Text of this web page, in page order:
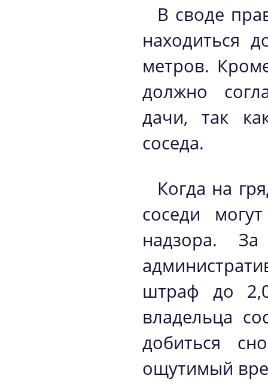
В своде
находиться
метров.
должно
дачи, так
соседа.
Когда на
соседи
надзора.
штраф до
владельца
добиться
ощутимый